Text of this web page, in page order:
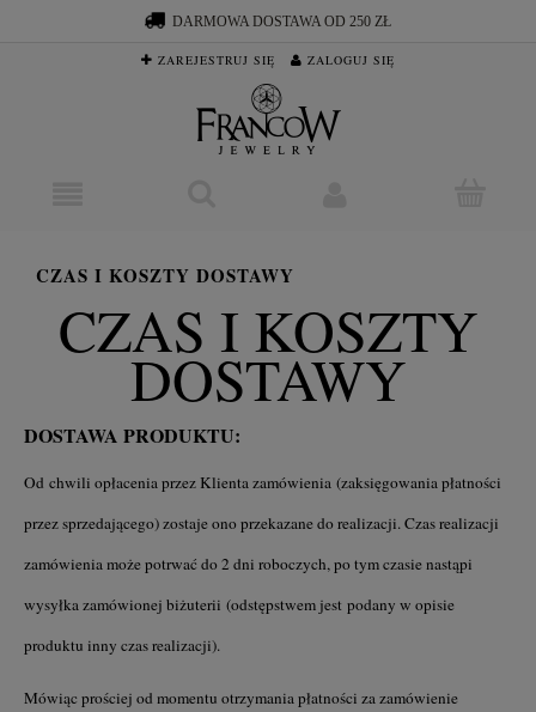
DARMOWA DOSTAWA OD 250 ZŁ
ZAREJESTRUJ SIĘ ZALOGUJ SIĘ
CZAS I KOSZTY DOSTAWY
CZAS I KOSZTY
DOSTAWY
DOSTAWA PRODUKTU:
Od chwili opłacenia przez Klienta zamówienia (zaksięgowania płatności
przez sprzedającego) zostaje ono przekazane do realizacji. Czas realizacji
zamówienia może potrwać do 2 dni roboczych, po tym czasie nastąpi
wysyłka zamówionej biżuterii (odstępstwem jest podany w opisie
produktu inny czas realizacji).
Mówiąc prościej od momentu otrzymania płatności za zamówienie